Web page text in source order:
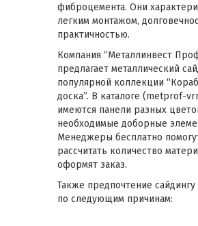
фиброцемента. Они
легким монтажом,
практичностью.
Компания “Металлинвест
предлагает металлический
популярной коллекции
доска”. В каталоге (metprof-
имеются панели разных
необходимые доборные
Менеджеры бесплатно
рассчитать количество
оформят заказ.
Также предпочтение сайдингу
по следующим причинам: